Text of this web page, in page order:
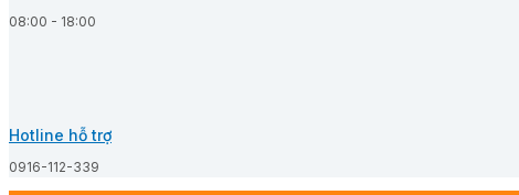
08:00 - 18:00
Hotline hỗ trợ
0916-112-339